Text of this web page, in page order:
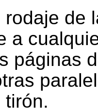
rodaje de
a
páginas
tirón.